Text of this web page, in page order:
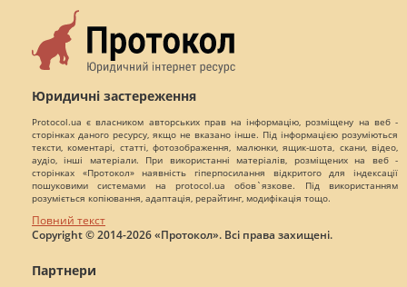
Юридичні застереження
Protocol.ua є власником авторських прав на інформацію, розміщену на веб -
сторінках даного ресурсу, якщо не вказано інше. Під інформацією розуміються
тексти, коментарі, статті, фотозображення, малюнки, ящик-шота, скани, відео,
аудіо, інші матеріали. При використанні матеріалів, розміщених на веб -
сторінках «Протокол» наявність гіперпосилання відкритого для індексації
пошуковими системами на protocol.ua обов`язкове. Під використанням
розуміється копіювання, адаптація, рерайтинг, модифікація тощо.
Повний текст
Copyright © 2014-2026 «Протокол». Всі права захищені.
Партнери